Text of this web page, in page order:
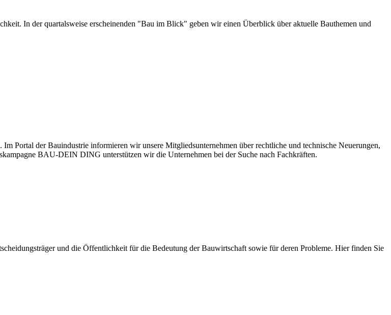
In der quartalsweise erscheinenden "Bau im Blick" geben wir einen Überblick über aktuelle Bauthemen und
Portal der Bauindustrie informieren wir unsere Mitgliedsunternehmen über rechtliche und technische Neuerungen,
BAU-DEIN DING unterstützen wir die Unternehmen bei der Suche nach Fachkräften.
und die Öffentlichkeit für die Bedeutung der Bauwirtschaft sowie für deren Probleme. Hier finden Sie